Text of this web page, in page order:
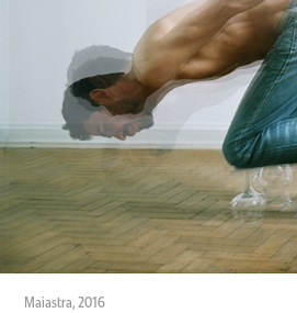
Maiastra, 2016